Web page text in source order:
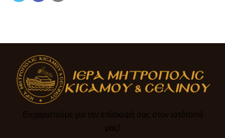
Ευχαριστούμε για την επίσκεψή σας στον ιστότοπό
μας!​